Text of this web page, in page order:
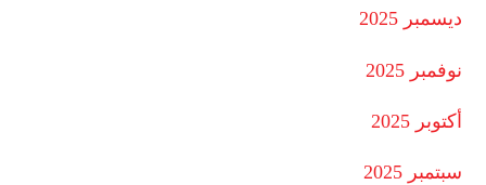
ديسمبر 2025
نوفمبر 2025
أكتوبر 2025
سبتمبر 2025